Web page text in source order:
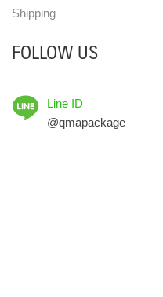
Shipping
FOLLOW US
Line ID
@qmapackage